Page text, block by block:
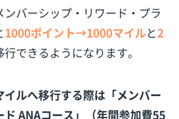
バーシップ・リワード・プラ
1000ポイント→1000マイルと2
行できるようになります。
イルへ移行する際は「メンバー
ド ANAコース」（年間参加費55